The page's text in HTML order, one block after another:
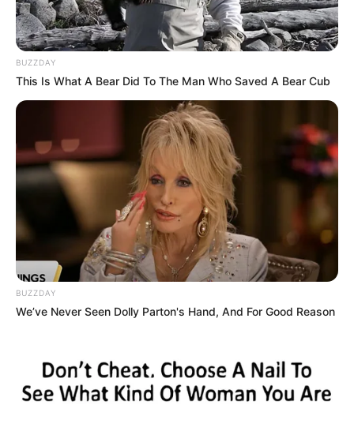
Links zu Museen, Ausstellungen und
Freilichtmuseen in und um Bad Wimpfen, Bad
Friedrichshall, Gundelsheim, Oedheim, Offenau
und Untereisesheim:
Kochendorf - Einen unterirdischen Rundgang durch
die Glitzerwelt der Salzkristalle bietet die
Südwestdeutsche Salzwerke AG an. Informationen
unterwww.salzwerke.dein der Rubrik
Besucherbergwerk.
Wasserschloss Bad Rappenau - Ein Wasserschloss
aus dem frühen 17. Jahrhundert in der Innenstadt
von Bad Rappenau, das von einem Schlosspark
umgeben ist. Informationen unterde.wikipedia.org/
w
iki/Wasserschloss Bad Rappenau
im Zweiradmuseum von Neckarsulm zu bewundern.
Informationen unter
www.zweirad-museum.de .
BUZZDAY
This Is What A Bear Did To The Man Who Saved A Bear Cub
BUZZDAY
We’ve Never Seen Dolly Parton's Hand, And For Good Reason